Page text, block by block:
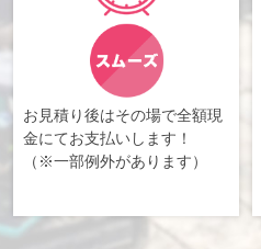
お見積り後はその場で全額現
金にてお支払いします！
（※一部例外があります）